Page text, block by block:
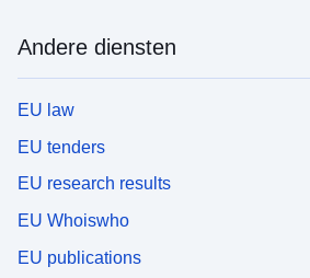
Andere diensten
EU law
EU tenders
EU research results
EU Whoiswho
EU publications